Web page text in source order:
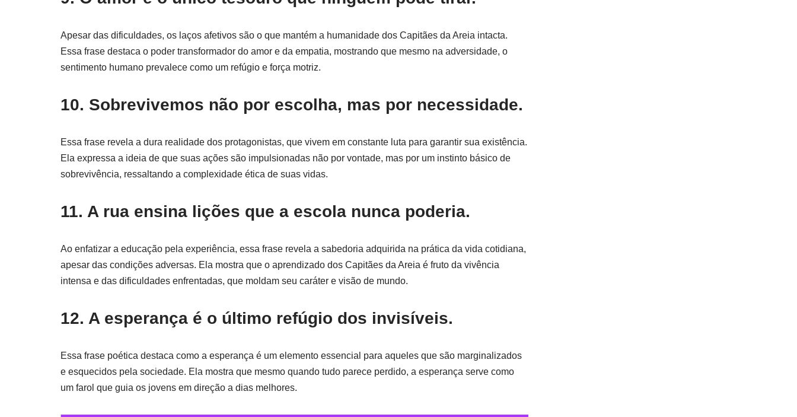
Apesar das dificuldades, os laços afetivos são o que mantém a humanidade dos Capitães da Areia intacta.
Essa frase destaca o poder transformador do amor e da empatia, mostrando que mesmo na adversidade, o
sentimento humano prevalece como um refúgio e força motriz.
10. Sobrevivemos não por escolha, mas por necessidade.
Essa frase revela a dura realidade dos protagonistas, que vivem em constante luta para garantir sua existência.
Ela expressa a ideia de que suas ações são impulsionadas não por vontade, mas por um instinto básico de
sobrevivência, ressaltando a complexidade ética de suas vidas.
11. A rua ensina lições que a escola nunca poderia.
Ao enfatizar a educação pela experiência, essa frase revela a sabedoria adquirida na prática da vida cotidiana,
apesar das condições adversas. Ela mostra que o aprendizado dos Capitães da Areia é fruto da vivência
intensa e das dificuldades enfrentadas, que moldam seu caráter e visão de mundo.
12. A esperança é o último refúgio dos invisíveis.
Essa frase poética destaca como a esperança é um elemento essencial para aqueles que são marginalizados
e esquecidos pela sociedade. Ela mostra que mesmo quando tudo parece perdido, a esperança serve como
um farol que guia os jovens em direção a dias melhores.